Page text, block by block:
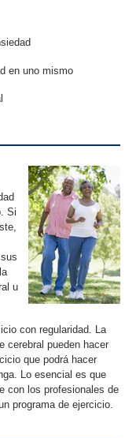
en uno mismo
Si
u
con regularidad. La
cerebral pueden hacer
que podrá hacer
Lo esencial es que
con los profesionales de
programa de ejercicio.